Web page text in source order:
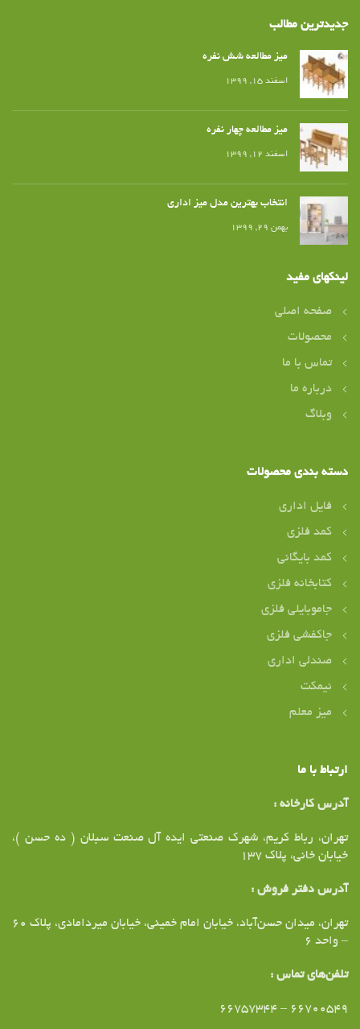
جدیدترین مطالب
میز مطالعه شش نفره
اسفند ۱۵, ۱۳۹۹
میز مطالعه چهار نفره
اسفند ۱۲, ۱۳۹۹
انتخاب بهترین مدل میز اداری
بهمن ۲۹, ۱۳۹۹
لینکهای مفید
صفحه اصلی
محصولات
تماس با ما
درباره ما
وبلاگ
دسته بندی محصولات
فایل اداری
کمد فلزی
کمد بایگانی
کتابخانه فلزی
جاموبایلی فلزی
جاکفشی فلزی
صندلی اداری
نیمکت
میز معلم
ارتباط با ما
آدرس کارخانه :
تهران، رباط کریم، شهرک صنعتی ایده آل صنعت سبلان ( ده حسن )،
خیابان خانی، پلاک ۱37
آدرس دفتر فروش :
تهران،‌ میدان حسن‌آباد، خیابان امام خمینی، خیابان میردامادی، پلاک ۶۰
– واحد ۶
تلفن‌های تماس :
۶۶۷۰۰۵۴۹ – ۶۶۷۵۷۳۴۴